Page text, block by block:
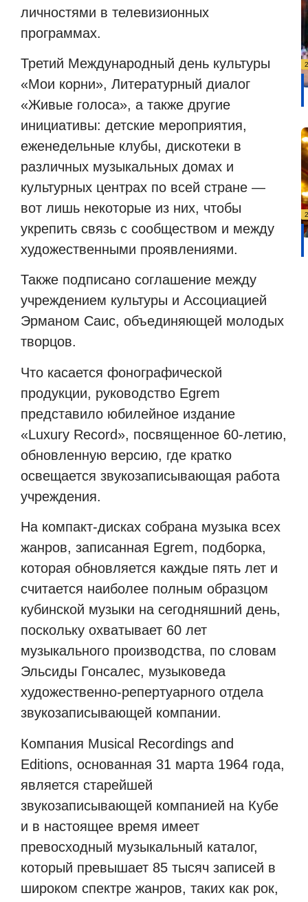
личностями в телевизионных
программах.
Третий Международный день культуры
«Мои корни», Литературный диалог
«Живые голоса», а также другие
инициативы: детские мероприятия,
еженедельные клубы, дискотеки в
различных музыкальных домах и
культурных центрах по всей стране —
вот лишь некоторые из них, чтобы
укрепить связь с сообществом и между
художественными проявлениями.
Также подписано соглашение между
учреждением культуры и Ассоциацией
Эрманом Саис, объединяющей молодых
творцов.
Что касается фонографической
продукции, руководство Egrem
представило юбилейное издание
«Luxury Record», посвященное 60-летию,
обновленную версию, где кратко
освещается звукозаписывающая работа
учреждения.
На компакт-дисках собрана музыка всех
жанров, записанная Egrem, подборка,
которая обновляется каждые пять лет и
считается наиболее полным образцом
кубинской музыки на сегодняшний день,
поскольку охватывает 60 лет
музыкального производства, по словам
Эльсиды Гонсалес, музыковеда
художественно-репертуарного отдела
звукозаписывающей компании.
Компания Musical Recordings and
Editions, основанная 31 марта 1964 года,
является старейшей
звукозаписывающей компанией на Кубе
и в настоящее время имеет
превосходный музыкальный каталог,
который превышает 85 тысяч записей в
широком спектре жанров, таких как рок,